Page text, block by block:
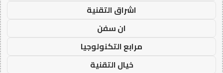
اشراق التقنية
ان سفن
مرابع التكنولوجيا
خيال التقنية